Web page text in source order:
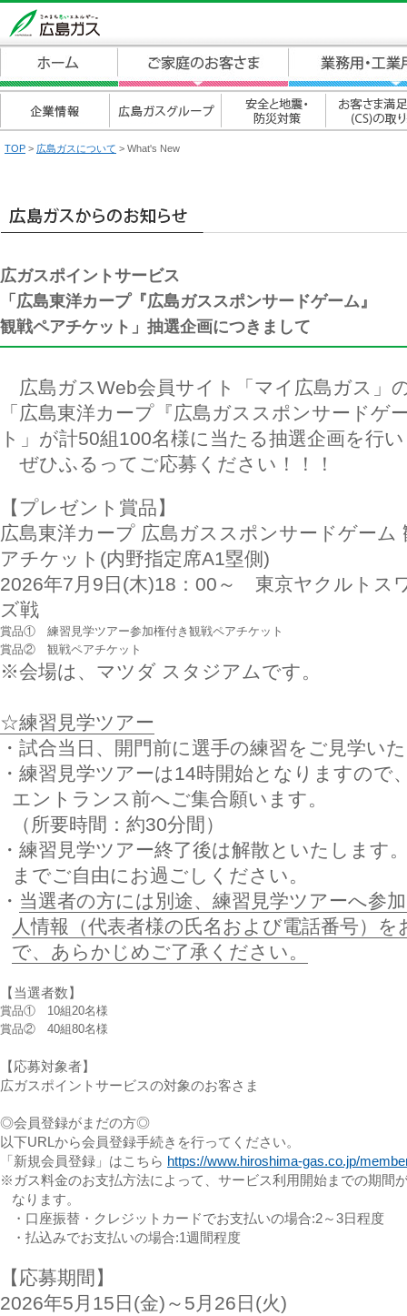
TOP > 広島ガスについて > What's New
広ガスポイントサービス
「広島東洋カープ『広島ガススポンサードゲーム』
観戦ペアチケット」抽選企画につきまして
広島ガスWeb会員サイト「マイ広島ガス」
「広島東洋カープ『広島ガススポンサードゲ
ト」が計50組100名様に当たる抽選企画を行
ぜひふるってご応募ください！！！
【プレゼント賞品】
広島東洋カープ 広島ガススポンサードゲーム
アチケット(内野指定席A1塁側)
2026年7月9日(木)18：00～ 東京ヤクルトス
ズ戦
賞品① 練習見学ツアー参加権付き観戦ペアチケット
賞品② 観戦ペアチケット
※会場は、マツダ スタジアムです。
☆練習見学ツアー
・試合当日、開門前に選手の練習をご見学い
・練習見学ツアーは14時開始となりますので
エントランス前へご集合願います。
（所要時間：約30分間）
・練習見学ツアー終了後は解散といたします
までご自由にお過ごしください。
・ 当選者の方には別途、練習見学ツアーへ参
人情報（代表者様の氏名および電話番号）
で、あらかじめご了承ください。
【当選者数】
賞品① 10組20名様
賞品② 40組80名様
【応募対象者】
広ガスポイントサービスの対象のお客さま
◎会員登録がまだの方◎
以下URLから会員登録手続きを行ってください。
「新規会員登録」はこちら https://www.hiroshima-gas.co.jp/
※ガス料金のお支払方法によって、サービス利用開始までの期間
なります。
・口座振替・クレジットカードでお支払いの場合:2～3日程度
・払込みでお支払いの場合:1週間程度
【応募期間】
2026年5月15日(金)～5月26日(火)